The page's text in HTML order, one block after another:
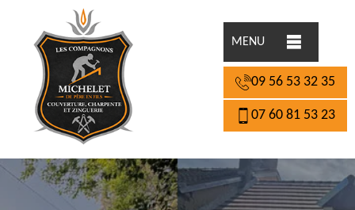
MENU
09 56 53 32 35
07 60 81 53 23